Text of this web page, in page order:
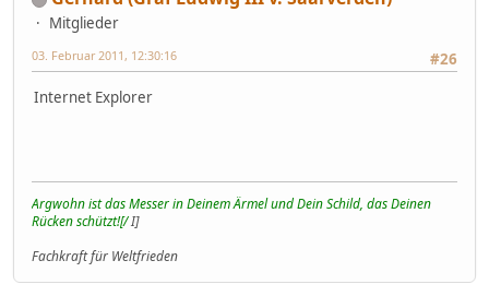
Mitglieder
#26
03. Februar 2011, 12:30:16
Internet Explorer
Argwohn ist das Messer in Deinem Ärmel und Dein Schild, das Deinen
Rücken schützt![/I]
Fachkraft für Weltfrieden